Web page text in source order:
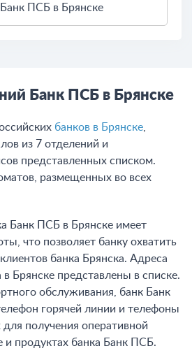
ПСБ в Брянске
Банк ПСБ в Брянске
банков в Брянске
из 7 отделений и
представленных списком.
размещенных во всех
Банк ПСБ в Брянске имеет
что позволяет банку охватить
банка Брянска. Адреса
в Брянске представлены в списке.
обслуживания, банк Банк
горячей линии и телефоны
получения оперативной
и продуктах банка Банк ПСБ.